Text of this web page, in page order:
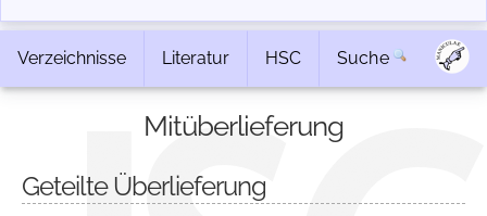
Verzeichnisse Literatur HSC Suche
Mitüberlieferung
Geteilte Überlieferung